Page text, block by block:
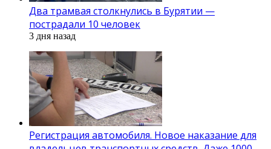
Два трамвая столкнулись в Бурятии —
пострадали 10 человек
3 дня назад
Регистрация автомобиля. Новое наказание для